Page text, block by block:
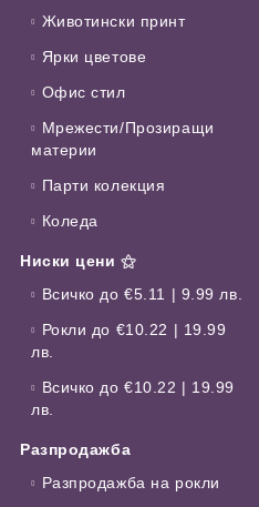
Животински принт
Ярки цветове
Офис стил
Мрежести/Прозиращи
материи
Парти колекция
Коледа
Ниски цени ⚝
Всичко до €5.11 | 9.99 лв.
Рокли до €10.22 | 19.99
лв.
Всичко до €10.22 | 19.99
лв.
Разпродажба
Разпродажба на рокли